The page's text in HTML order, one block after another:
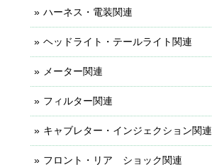
ハーネス・電装関連
ヘッドライト・テールライト関連
メーター関連
フィルター関連
キャブレター・インジェクション関連
フロント・リア ショック関連